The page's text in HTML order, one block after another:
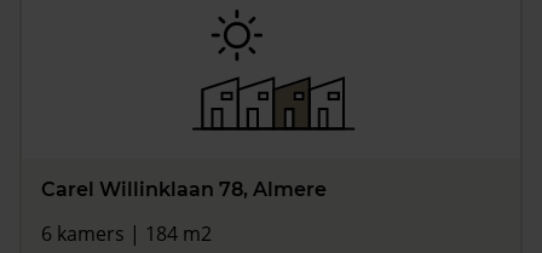
Carel Willinklaan 78, Almere
6 kamers | 184 m2